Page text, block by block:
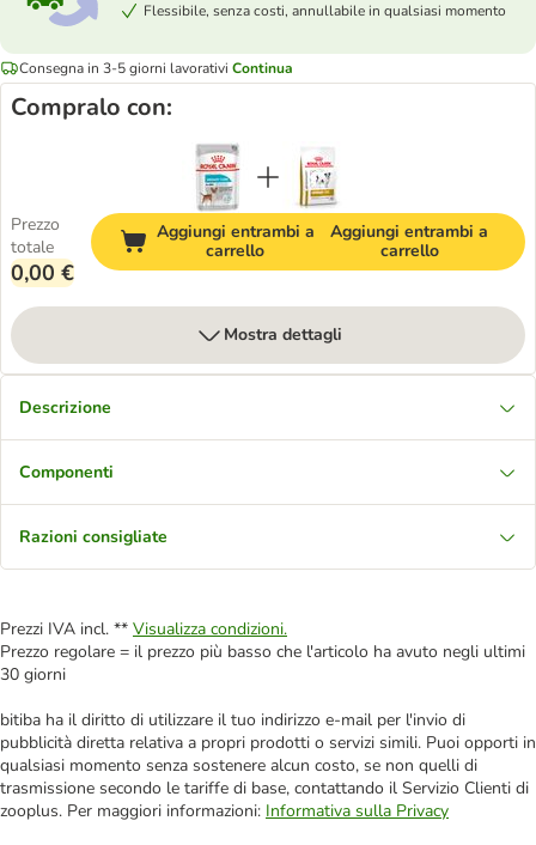
Flessibile, senza costi, annullabile in qualsiasi momento
Consegna in 3-5 giorni lavorativi Continua
Compralo con:
Prezzo
totale
0,00 €
Aggiungi entrambi a
carrello
Aggiungi entrambi a
carrello
Mostra dettagli
Descrizione
Componenti
Razioni consigliate
Prezzi IVA incl. ** Visualizza condizioni.
Prezzo regolare = il prezzo più basso che l'articolo ha avuto negli ultimi
30 giorni
bitiba ha il diritto di utilizzare il tuo indirizzo e-mail per l'invio di
pubblicità diretta relativa a propri prodotti o servizi simili. Puoi opporti in
qualsiasi momento senza sostenere alcun costo, se non quelli di
trasmissione secondo le tariffe di base, contattando il Servizio Clienti di
zooplus. Per maggiori informazioni: Informativa sulla Privacy